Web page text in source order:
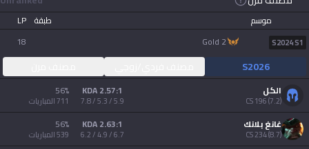
موسم طبقة LP
S2024 S1
gold 2
18
S2026
الكل
CS196(7.2)
2.57:1 KDA
5.9 / 5.3 / 7.8
56%
711المباريات
غانغ بلانك
CS234(8.7)
2.63:1 KDA
6.7 / 4.9 / 6.2
56%
539المباريات
AllT
TalkG
suomi
Türkçe
limba română
português